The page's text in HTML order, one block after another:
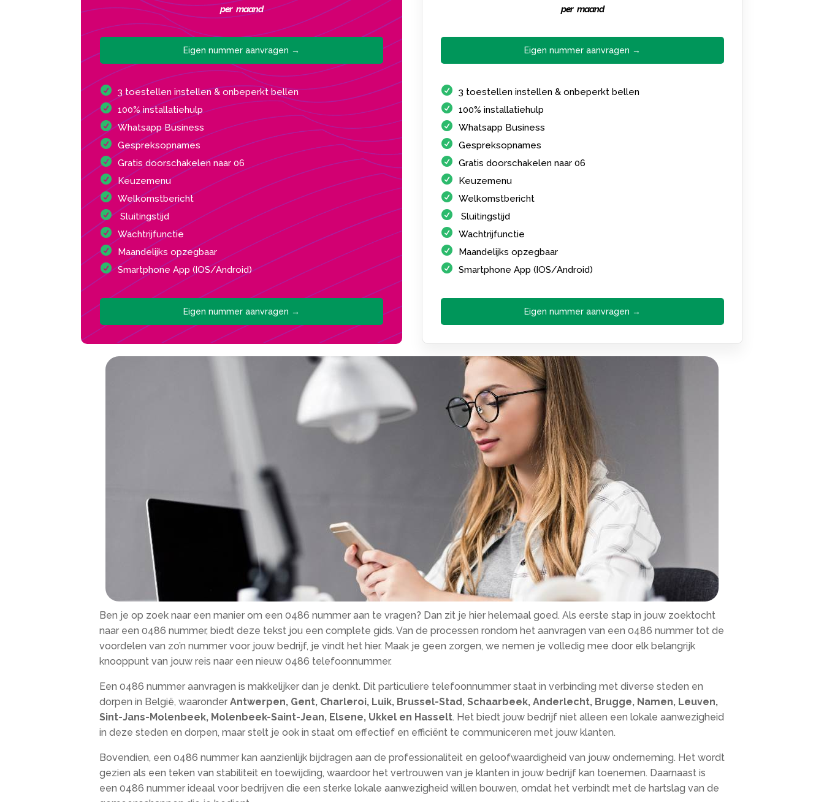
per maand
Eigen nummer aanvragen →
3 toestellen instellen & onbeperkt bellen
100% installatiehulp
Whatsapp Business
Gespreksopnames
Gratis doorschakelen naar 06
Keuzemenu
Welkomstbericht
Sluitingstijd
Wachtrijfunctie
Maandelijks opzegbaar
Smartphone App (IOS/Android)
Eigen nummer aanvragen →
per maand
Eigen nummer aanvragen →
3 toestellen instellen & onbeperkt bellen
100% installatiehulp
Whatsapp Business
Gespreksopnames
Gratis doorschakelen naar 06
Keuzemenu
Welkomstbericht
Sluitingstijd
Wachtrijfunctie
Maandelijks opzegbaar
Smartphone App (IOS/Android)
Eigen nummer aanvragen →
Ben je op zoek naar een manier om een 0486 nummer aan te vragen? Dan zit je hier helemaal goed. Als eerste stap in jouw zoektocht
naar een 0486 nummer, biedt deze tekst jou een complete gids. Van de processen rondom het aanvragen van een 0486 nummer tot de
voordelen van zo’n nummer voor jouw bedrijf, je vindt het hier. Maak je geen zorgen, we nemen je volledig mee door elk belangrijk
knooppunt van jouw reis naar een nieuw 0486 telefoonnummer.
Een 0486 nummer aanvragen is makkelijker dan je denkt. Dit particuliere telefoonnummer staat in verbinding met diverse steden en
dorpen in België, waaronder Antwerpen, Gent, Charleroi, Luik, Brussel-Stad, Schaarbeek, Anderlecht, Brugge, Namen, Leuven,
Sint-Jans-Molenbeek, Molenbeek-Saint-Jean, Elsene, Ukkel en Hasselt. Het biedt jouw bedrijf niet alleen een lokale aanwezigheid
in deze steden en dorpen, maar stelt je ook in staat om effectief en efficiënt te communiceren met jouw klanten.
Bovendien, een 0486 nummer kan aanzienlijk bijdragen aan de professionaliteit en geloofwaardigheid van jouw onderneming. Het wordt
gezien als een teken van stabiliteit en toewijding, waardoor het vertrouwen van je klanten in jouw bedrijf kan toenemen. Daarnaast is
een 0486 nummer ideaal voor bedrijven die een sterke lokale aanwezigheid willen bouwen, omdat het verbindt met de hartslag van de